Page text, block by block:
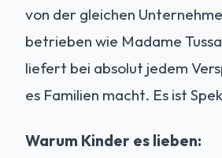
von der gleichen
betrieben wie Madame
liefert bei absolut jedem
es Familien macht. Es ist
Warum Kinder es lieben: